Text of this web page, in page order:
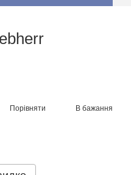
Порівняти В бажання